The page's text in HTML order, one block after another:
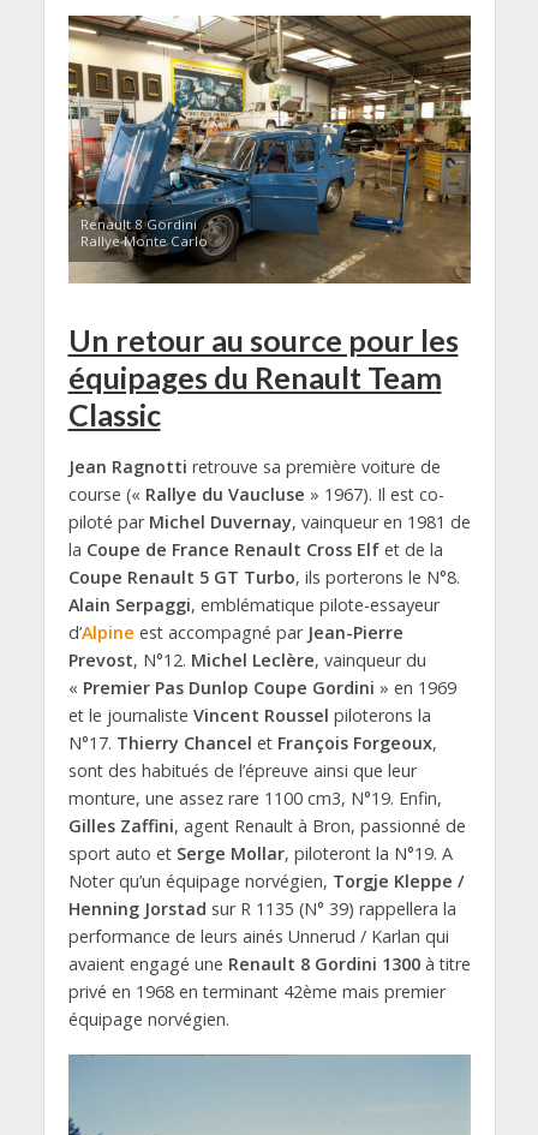
Renault 8 Gordini
Rallye Monte Carlo
Un retour au source pour les
équipages du Renault Team
Classic
Jean Ragnotti retrouve sa première voiture de
course (« Rallye du Vaucluse » 1967). Il est co-
piloté par Michel Duvernay, vainqueur en 1981 de
la Coupe de France Renault Cross Elfet de la
Coupe Renault 5 GT Turbo, ils porterons le N°8.
Alain Serpaggi, emblématique pilote-essayeur
d’Alpine est accompagné par Jean-Pierre
Prevost, N°12. Michel Leclère, vainqueur du
« Premier Pas Dunlop Coupe Gordini » en 1969
et le journaliste Vincent Roussel piloterons la
N°17. Thierry Chancel et François Forgeoux,
sont des habitués de l’épreuve ainsi que leur
monture, une assez rare 1100 cm3, N°19. Enfin,
Gilles Zaffini, agent Renault à Bron, passionné de
sport auto et Serge Mollar, piloteront la N°19. A
Noter qu’un équipage norvégien, Torgje Kleppe /
Henning Jorstad sur R 1135 (N° 39) rappellera la
performance de leurs ainés Unnerud / Karlan qui
avaient engagé une Renault 8 Gordini 1300à titre
privé en 1968 en terminant 42ème mais premier
équipage norvégien.